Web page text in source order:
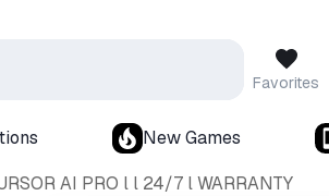
Favorites
New Games
AI PRO l l 24/7 l WARRANTY